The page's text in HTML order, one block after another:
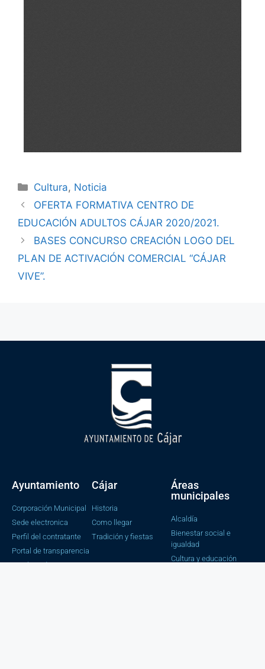
Cultura, Noticia
OFERTA FORMATIVA CENTRO DE
EDUCACIÓN ADULTOS CÁJAR 2020/2021.
BASES CONCURSO CREACIÓN LOGO DEL
PLAN DE ACTIVACIÓN COMERCIAL “CÁJAR
VIVE”.
Ayuntamiento
Corporación Municipal
Sede electronica
Perfil del contratante
Portal de transparencia
Catalogo de tramites
Cájar
Historia
Como llegar
Tradición y fiestas
Áreas
municipales
Alcaldía
Bienestar social e
igualdad
Cultura y educación